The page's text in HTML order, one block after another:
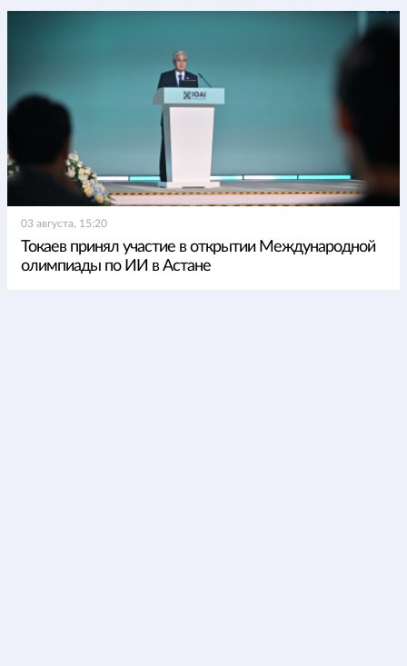
03 августа, 15:20
Токаев принял участие в открытии Международной
олимпиады по ИИ в Астане